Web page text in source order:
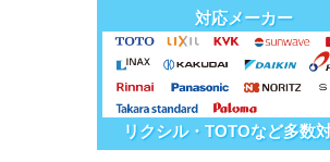
対応メーカー
リクシル・TOTOなど多数